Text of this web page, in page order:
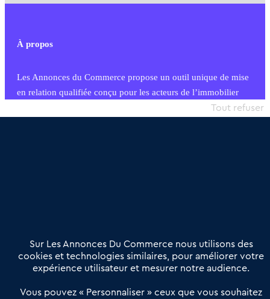
À propos
Les Annonces du Commerce propose un outil unique de mise
en relation qualifiée conçu pour les acteurs de l’immobilier
commercial et les collectivités territoriales, simple et intégrant
Offres Pro
Actualités
Qui sommes nous ?
Derniers articles
Sur Les Annonces Du Commerce nous utilisons des
cookies et technologies similaires, pour améliorer votre
expérience utilisateur et mesurer notre audience.
Vous pouvez « Personnaliser » ceux que vous souhaitez
Tout refuser